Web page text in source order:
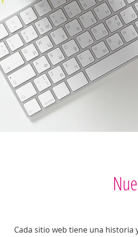
Cada sitio web tiene una historia